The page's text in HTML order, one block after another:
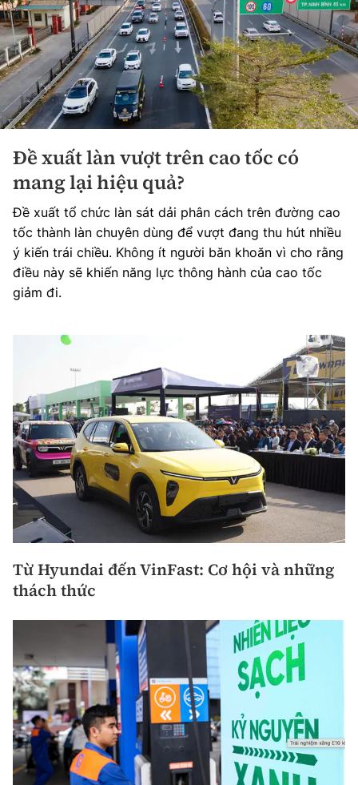
Đề xuất làn vượt trên cao tốc có
mang lại hiệu quả?
Đề xuất tổ chức làn sát dải phân cách trên đường cao
tốc thành làn chuyên dùng để vượt đang thu hút nhiều
ý kiến trái chiều. Không ít người băn khoăn vì cho rằng
điều này sẽ khiến năng lực thông hành của cao tốc
giảm đi.
Từ Hyundai đến VinFast: Cơ hội và những
thách thức